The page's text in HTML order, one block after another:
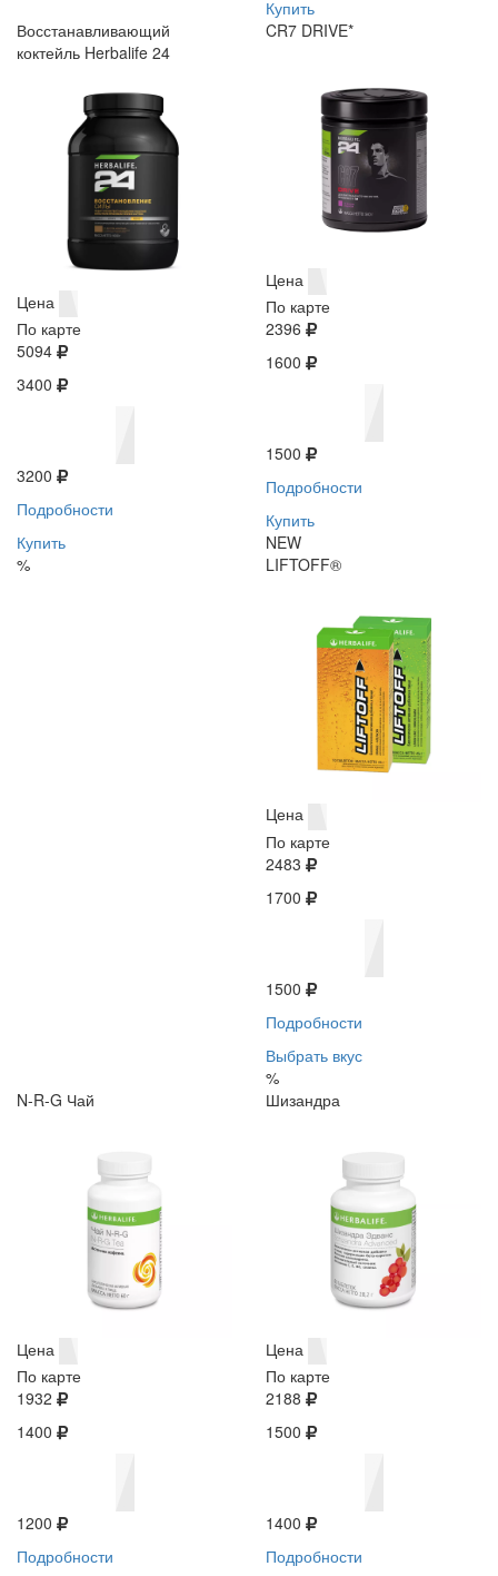
Купить
Восстанавливающий
коктейль Herbalife 24
Цена
По карте
5094
3400
3200
Подробности
Купить
%
CR7 DRIVE*
Цена
По карте
2396
1600
1500
Подробности
Купить
NEW
LIFTOFF®
Цена
По карте
2483
1700
1500
Подробности
Выбрать вкус
%
N-R-G Чай
Цена
По карте
1932
1400
1200
Подробности
Шизандра
Цена
По карте
2188
1500
1400
Подробности